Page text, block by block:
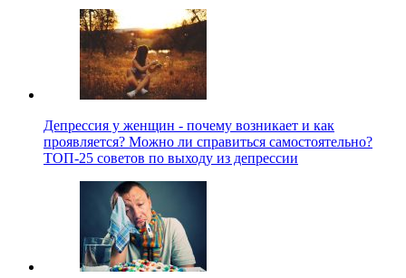
Депрессия у женщин - почему возникает и как
проявляется? Можно ли справиться самостоятельно?
ТОП-25 советов по выходу из депрессии